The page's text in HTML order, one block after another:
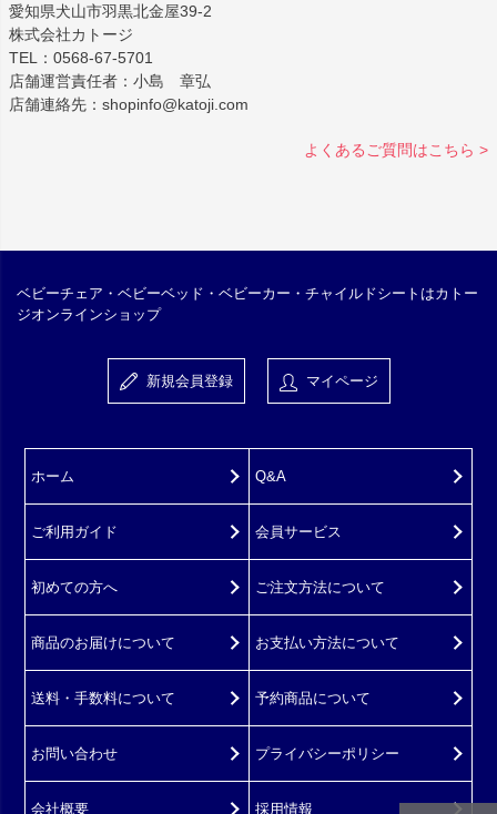
愛知県犬山市羽黒北金屋39-2
株式会社カトージ
TEL：0568-67-5701
店舗運営責任者：小島 章弘
店舗連絡先：shopinfo@katoji.com
よくあるご質問はこちら >
ベビーチェア・ベビーベッド・ベビーカー・チャイルドシートはカトー
ジオンラインショップ
新規会員登録 マイページ
ホーム
ご利用ガイド
初めての方へ
Q&A
会員サービス
ご注文方法について
商品のお届けについて お支払い方法について
送料・手数料について 予約商品について
お問い合わせ プライバシーポリシー
会社概要 採用情報